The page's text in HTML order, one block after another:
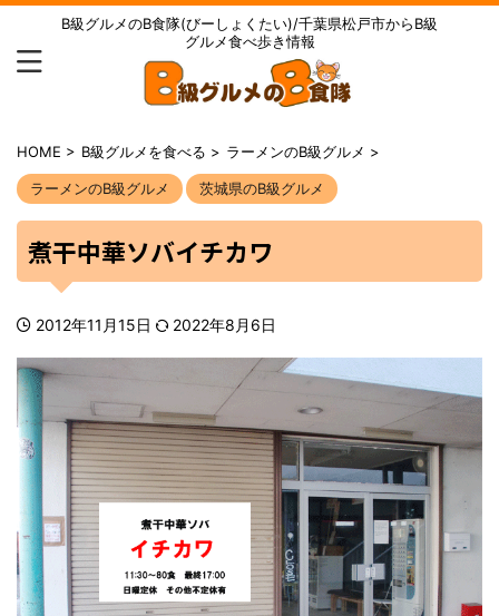
B級グルメのB食隊(びーしょくたい)/千葉県松戸市からB級
グルメ食べ歩き情報
HOME > B級グルメを食べる > ラーメンのB級グルメ >
ラーメンのB級グルメ 茨城県のB級グルメ
煮干中華ソバイチカワ
2012年11月15日 2022年8月6日